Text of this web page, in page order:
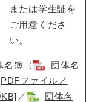
または学生証を
ご用意くださ
い。
名簿（
団体名
ファイル／
／
団体名